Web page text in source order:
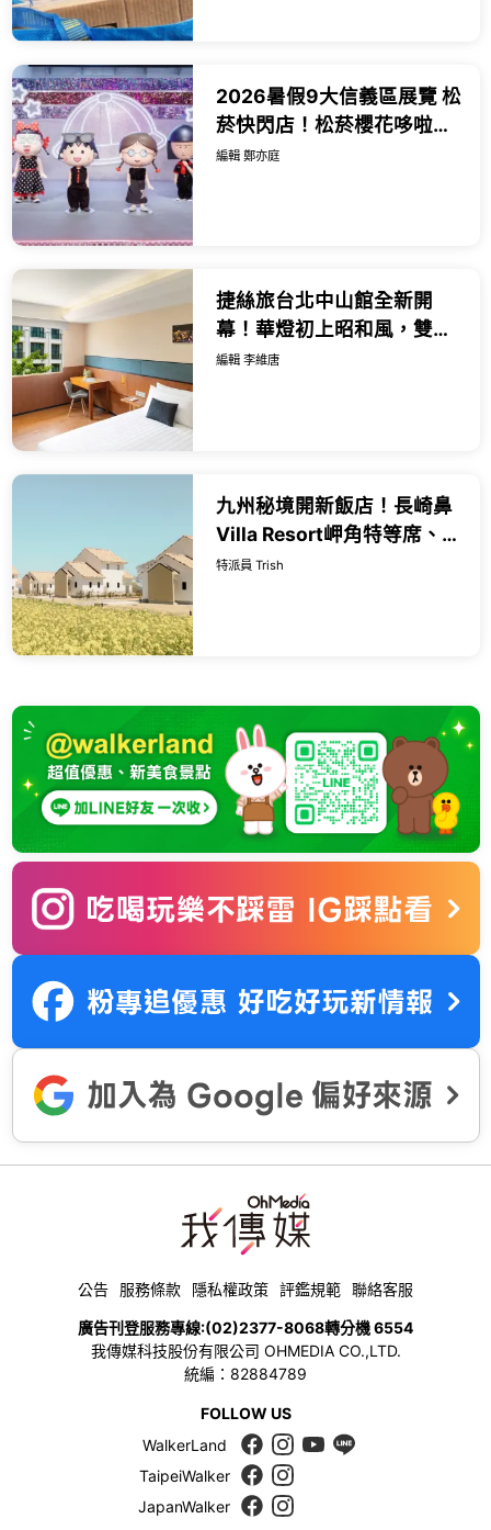
2026暑假9大信義區展覽 松
菸快閃店！松菸櫻花哆啦A
夢 小丸子特展 伊藤潤二展必
編輯 鄭亦庭
捷絲旅台北中山館全新開
幕！華燈初上昭和風，雙人
千元起爽喝紅白酒與獨旅微
編輯 李維唐
九州秘境開新飯店！長崎鼻
Villa Resort岬角特等席、滿
天星空、一開窗就是向日葵
特派員 Trish
公告 服務條款 隱私權政策 評鑑規範 聯絡客服
廣告刊登服務專線:(02)2377-8068轉分機 6554
我傳媒科技股份有限公司 OHMEDIA CO.,LTD.
統編：82884789
FOLLOW US
WalkerLand
TaipeiWalker
JapanWalker